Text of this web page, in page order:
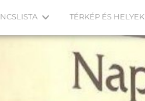
TÉRKÉP ÉS HELYEK